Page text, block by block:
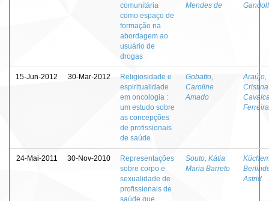
comunitária
como espaço de
formação na
abordagem ao
usuário de
drogas
Mendes de
15-Jun-2012 30-Mar-2012
Religiosidade e
espiritualidade
em oncologia :
um estudo sobre
as concepções
de profissionais
de saúde
Gobatto,
Caroline
Amado
Araújo,
Cristina
24-Mai-2011 30-Nov-2010
Representações
sobre corpo e
sexualidade de
profissionais de
saúde que
Souto, Kátia
Maria Barreto
Astrid